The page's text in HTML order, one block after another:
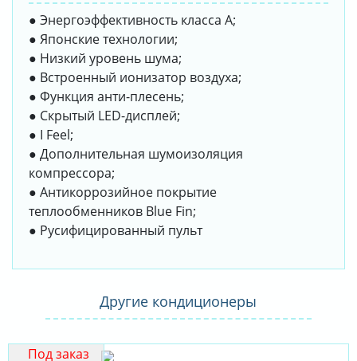
● Энергоэффективность класса А;
● Японские технологии;
● Низкий уровень шума;
● Встроенный ионизатор воздуха;
● Функция анти-плесень;
● Скрытый LED-дисплей;
● I Feel;
● Дополнительная шумоизоляция
компрессора;
● Антикоррозийное покрытие
теплообменников Blue Fin;
● Русифицированный пульт
Другие кондиционеры
Под заказ